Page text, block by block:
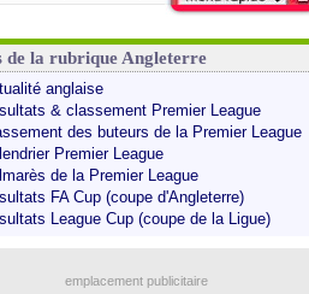
de la rubrique Angleterre
anglaise
& classement Premier League
des buteurs de la Premier League
Premier League
de la Premier League
FA Cup (coupe d'Angleterre)
League Cup (coupe de la Ligue)
emplacement publicitaire